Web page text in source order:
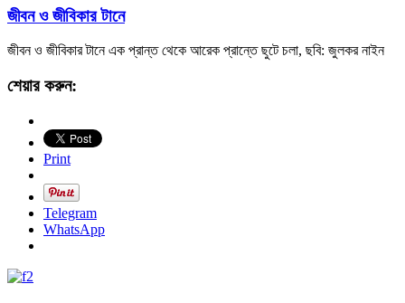
জীবন ও জীবিকার টানে
জীবন ও জীবিকার টানে এক প্রান্ত থেকে আরেক প্রান্তে ছুটে চলা, ছবি: জুলকর নাইন
শেয়ার করুন:
Print
Telegram
WhatsApp